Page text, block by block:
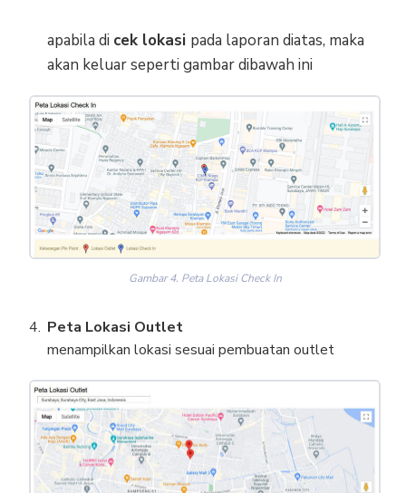
apabila di cek lokasi pada laporan diatas, maka
akan keluar seperti gambar dibawah ini
Gambar 4. Peta Lokasi Check In
Peta Lokasi Outlet
menampilkan lokasi sesuai pembuatan outlet